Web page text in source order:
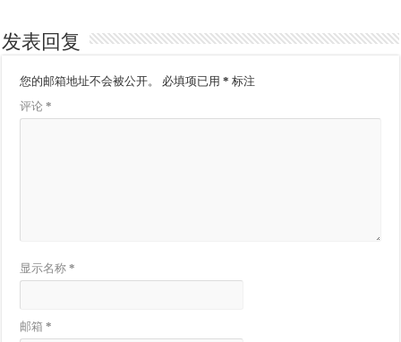
发表回复
您的邮箱地址不会被公开。 必填项已用* 标注
评论*
显示名称*
邮箱*